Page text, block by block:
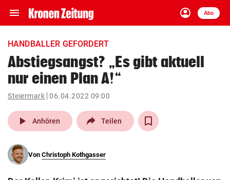
menu Navigation
ein-/ausklappen
account_circle
Anmelden
Abo
close Schließen
account_circle Anmelden
pin_drop
Wien arrow_right
HANDBALLER GEFORDERT
Abstiegsangst? „Es gibt aktuell
nur einen Plan A!“
Steiermark 06.04.2022 09:00
play_arrow Anhören Teilen
Von Christoph Kothgasser